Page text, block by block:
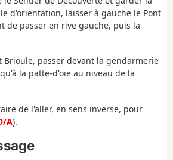
d'orientation, laisser à gauche le Pont
de passer en rive gauche, puis la
Brioule, passer devant la gendarmerie
la patte-d'oie au niveau de la
de l'aller, en sens inverse, pour
A).